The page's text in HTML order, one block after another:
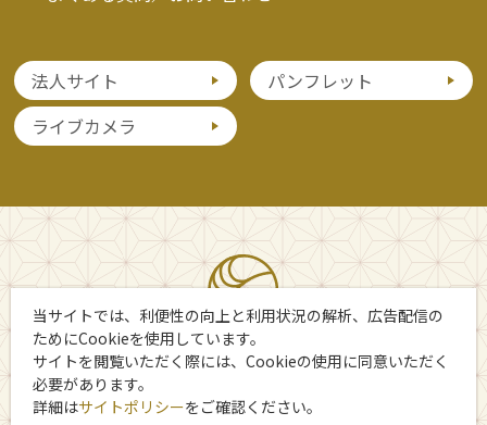
法人サイト
パンフレット
ライブカメラ
当サイトでは、利便性の向上と利用状況の解析、広告配信の
ためにCookieを使用しています。
サイトを閲覧いただく際には、Cookieの使用に同意いただく
必要があります。
詳細はサイトポリシーをご確認ください。